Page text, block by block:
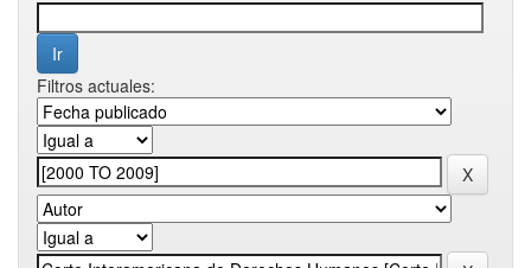
Filtros actuales: